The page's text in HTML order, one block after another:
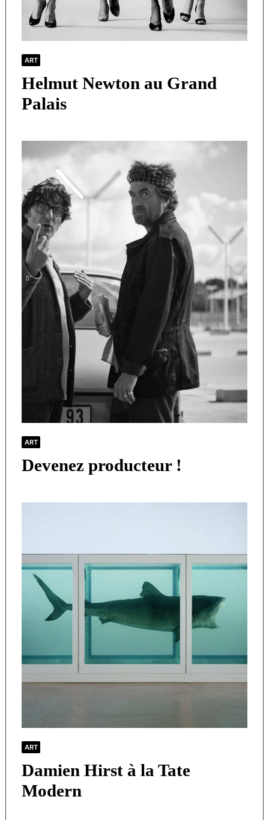
ART
Helmut Newton au Grand
Palais
ART
Devenez producteur !
ART
Damien Hirst à la Tate
Modern